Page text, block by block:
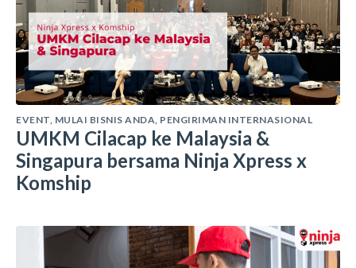
EVENT MULAI BISNIS ANDA PENGIRIMAN INTERNASIONAL
UMKM Cilacap ke Malaysia &
Singapura bersama Ninja Xpress x
Komship